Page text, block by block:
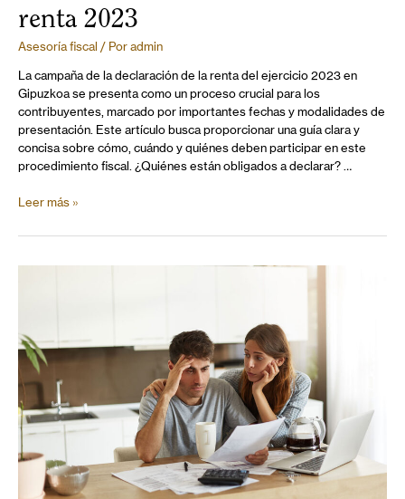
renta 2023
Asesoría fiscal / Por admin
La campaña de la declaración de la renta del ejercicio 2023 en
Gipuzkoa se presenta como un proceso crucial para los
contribuyentes, marcado por importantes fechas y modalidades de
presentación. Este artículo busca proporcionar una guía clara y
concisa sobre cómo, cuándo y quiénes deben participar en este
procedimiento fiscal. ¿Quiénes están obligados a declarar? …
Leer más »